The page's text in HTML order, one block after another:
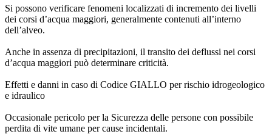
Si possono verificare fenomeni localizzati di incremento dei livelli
dei corsi d’acqua maggiori, generalmente contenuti all’interno
dell’alveo.
Anche in assenza di precipitazioni, il transito dei deflussi nei corsi
d’acqua maggiori può determinare criticità.
Effetti e danni in caso di Codice GIALLO per rischio idrogeologico
e idraulico
Occasionale pericolo per la Sicurezza delle persone con possibile
perdita di vite umane per cause incidentali.